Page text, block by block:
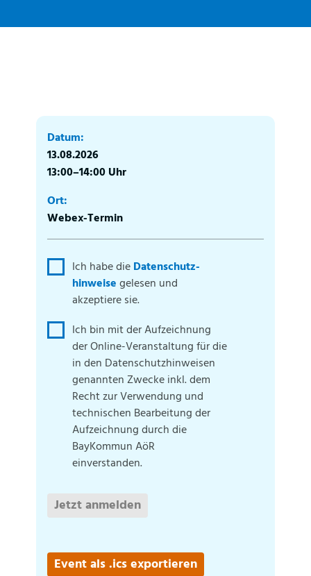
Datum:
13.08.2026
13:00–14:00 Uhr
Ort:
Webex-Termin
Ich habe dieDatenschutz­
hinweisegelesen und
akzeptiere sie.
Ich bin mit der Aufzeichnung
der Online-Veranstaltung für die
in den Daten­schutz­hinweisen
genannten Zwecke inkl. dem
Recht zur Verwendung und
technischen Bearbeitung der
Auf­zeichnung durch die
BayKommun AöR
einverstanden.
Jetzt anmelden
Event als .ics exportieren